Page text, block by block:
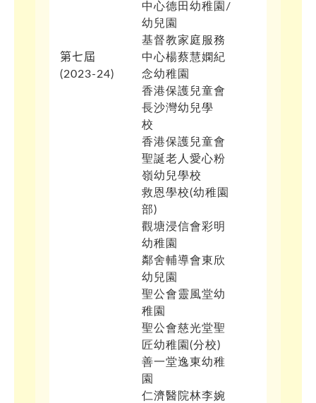
第七屆
(2023-24)
中心德田幼稚園/
幼兒園
基督教家庭服務
中心楊蔡慧嫻紀
念幼稚園
香港保護兒童會
長沙灣幼兒學
校
香港保護兒童會
聖誕老人愛心粉
嶺幼兒學校
救恩學校(幼稚園
部)
觀塘浸信會彩明
幼稚園
鄰舍輔導會東欣
幼兒園
聖公會靈風堂幼
稚園
聖公會慈光堂聖
匠幼稚園(分校)
善一堂逸東幼稚
園
仁濟醫院林李婉